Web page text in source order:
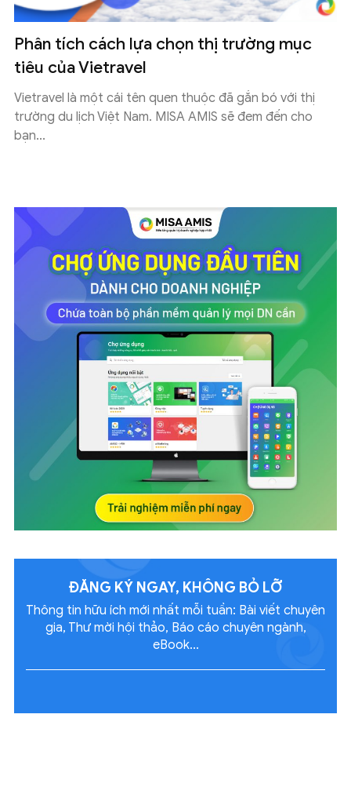
Phân tích cách lựa chọn thị trường mục
tiêu của Vietravel
Vietravel là một cái tên quen thuộc đã gắn bó với thị
trường du lịch Việt Nam. MISA AMIS sẽ đem đến cho
bạn...
ĐĂNG KÝ NGAY, KHÔNG BỎ LỠ
Thông tin hữu ích mới nhất mỗi tuần: Bài viết chuyên
gia, Thư mời hội thảo, Báo cáo chuyên ngành,
eBook...